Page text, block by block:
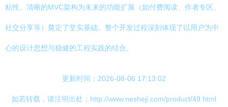
粘性。清晰的MVC架构为未来的功能扩展（如付费阅读、作者专区、
社交分享等）奠定了坚实基础。整个开发过程深刻体现了以用户为中
心的设计思想与稳健的工程实践的结合。
更新时间：2026-08-06 17:13:02
如若转载，请注明出处：http://www.nesheji.com/product/49.html